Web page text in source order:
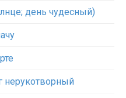
день чудесный)
нерукотворный